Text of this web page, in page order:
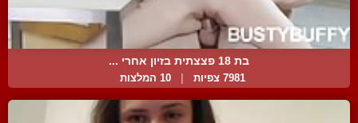
בת 18 פצצתית בזיון אחרי ...
7981 צפיות 10 המלצות